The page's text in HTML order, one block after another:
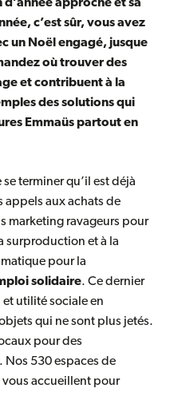
approche et sa
c’est sûr, vous avez
un Noël engagé, jusque
où trouver des
et contribuent à la
des solutions qui
Emmaüs partout en
terminer qu’il est déjà
appels aux achats de
marketing ravageurs pour
surproduction et à la
pour la
solidaire. Ce dernier
utilité sociale en
qui ne sont plus jetés.
pour des
Nos 530 espaces de
vous accueillent pour